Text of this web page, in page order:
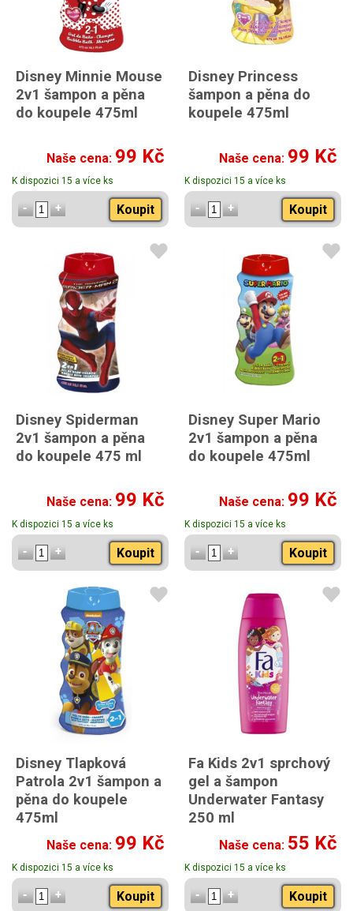
Disney Minnie Mouse
2v1 šampon a pěna
do koupele 475ml
Naše cena: 99 Kč
K dispozici 15 a více ks
Koupit
Disney Princess
šampon a pěna do
koupele 475ml
Naše cena: 99 Kč
K dispozici 15 a více ks
Koupit
Disney Spiderman
2v1 šampon a pěna
do koupele 475 ml
Naše cena: 99 Kč
K dispozici 15 a více ks
Koupit
Disney Super Mario
2v1 šampon a pěna
do koupele 475ml
Naše cena: 99 Kč
K dispozici 15 a více ks
Koupit
Disney Tlapková
Patrola 2v1 šampon a
pěna do koupele
475ml
Naše cena: 99 Kč
K dispozici 15 a více ks
Koupit
Fa Kids 2v1 sprchový
gel a šampon
Underwater Fantasy
250 ml
Naše cena: 55 Kč
K dispozici 15 a více ks
Koupit